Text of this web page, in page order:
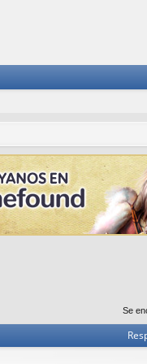
Se